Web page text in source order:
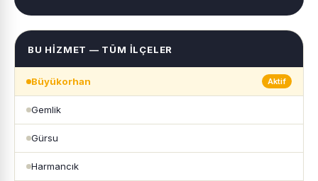
BU HIZMET — TÜM İLÇELER
Büyükorhan Aktif
Gemlik
Gürsu
Harmancık